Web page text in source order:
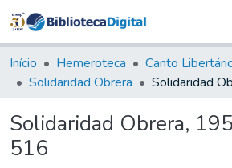
&
Coleções
Tudo na
Digital
Início Hemeroteca
Solidaridad Obrera
Solidaridad Obrera,
516